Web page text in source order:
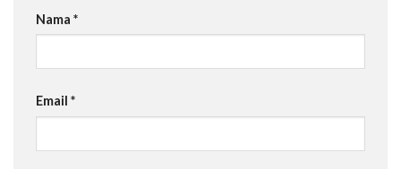
Nama *
Email *